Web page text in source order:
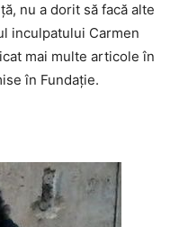
nu a dorit să facă alte
inculpatului Carmen
mai multe articole în
în Fundaţie.